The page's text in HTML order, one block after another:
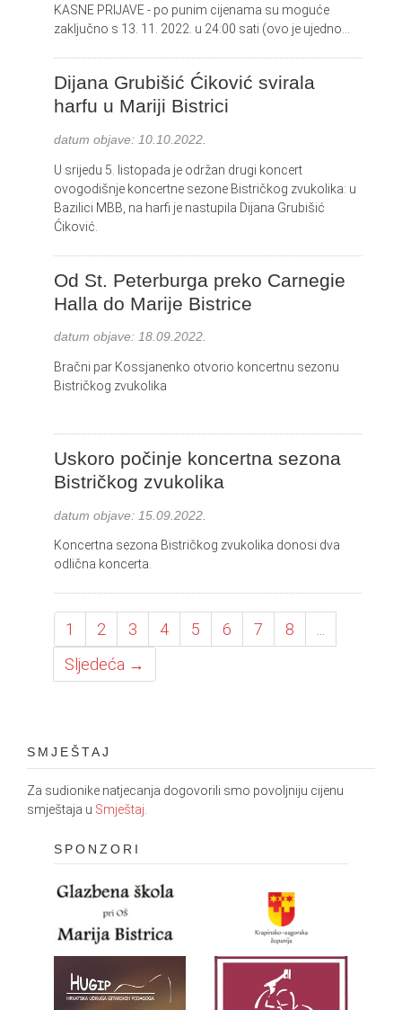
KASNE PRIJAVE - po punim cijenama su moguće
zaključno s 13. 11. 2022. u 24:00 sati (ovo je ujedno...
Dijana Grubišić Ćiković svirala
harfu u Mariji Bistrici
datum objave: 10.10.2022.
U srijedu 5. listopada je održan drugi koncert
ovogodišnje koncertne sezone Bistričkog zvukolika: u
Bazilici MBB, na harfi je nastupila Dijana Grubišić
Ćiković.
Od St. Peterburga preko Carnegie
Halla do Marije Bistrice
datum objave: 18.09.2022.
Bračni par Kossjanenko otvorio koncertnu sezonu
Bistričkog zvukolika
Uskoro počinje koncertna sezona
Bistričkog zvukolika
datum objave: 15.09.2022.
Koncertna sezona Bistričkog zvukolika donosi dva
odlična koncerta.
1 2 3 4 5 6 7 8
...
Sljedeća →
SMJEŠTAJ
Za sudionike natjecanja dogovorili smo povoljniju cijenu
smještaja u Smještaj
SPONZORI